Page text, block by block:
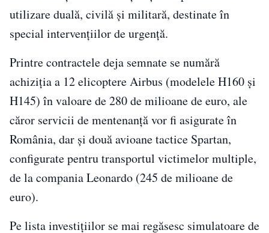
utilizare duală, civilă și militară, destinate în
special intervențiilor de urgență.
Printre contractele deja semnate se numără
achiziția a 12 elicoptere Airbus (modelele H160 și
H145) în valoare de 280 de milioane de euro, ale
căror servicii de mentenanță vor fi asigurate în
România, dar și două avioane tactice Spartan,
configurate pentru transportul victimelor multiple,
de la compania Leonardo (245 de milioane de
euro).
Pe lista investițiilor se mai regăsesc simulatoare de